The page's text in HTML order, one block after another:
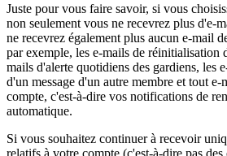
Juste pour vous faire savoir, si vous
non seulement vous ne recevrez plus d'e-
ne recevrez également plus aucun e-mail
par exemple, les e-mails de réinitialisation
mails d'alerte quotidiens des gardiens, les
d'un message d'un autre membre et tout
compte, c'est-à-dire vos notifications de
automatique.
Si vous souhaitez continuer à recevoir
relatifs à votre compte (c'est-à-dire pas